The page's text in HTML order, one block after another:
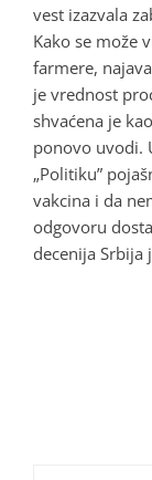
vest izazvala
Kako se može
farmere,
je vrednost
shvaćena je
ponovo uvodi.
„Politiku”
vakcina i da
odgovoru
decenija Srbija